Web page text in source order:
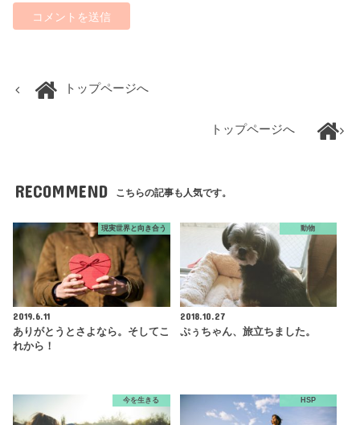
トップページへ
トップページへ
RECOMMEND こちらの記事も人気です。
現実世界と向き合う
2019.6.11
ありがとうとさよなら。そしてこ
れから！
動物
2018.10.27
ぷぅちゃん、旅立ちました。
今を生きる HSP